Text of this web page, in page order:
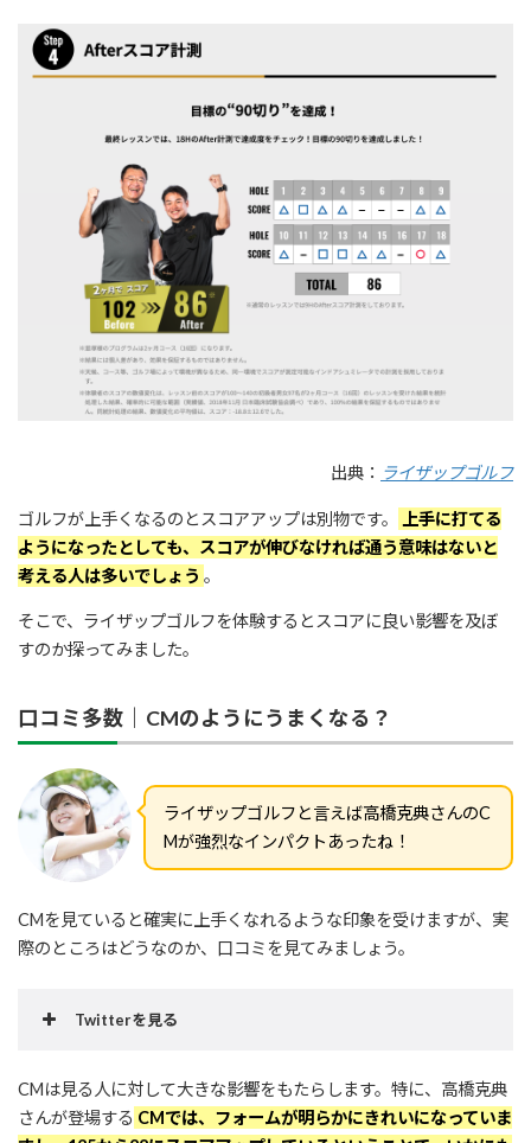
出典： ライザップゴルフ
ゴルフが上手くなるのとスコアアップは別物です。
上手に打てる
ようになったとしても、スコアが伸びなければ通う意味はないと
考える人は多いでしょう 。
そこで、ライザップゴルフを体験するとスコアに良い影響を及ぼ
すのか探ってみました。
口コミ多数｜CMのようにうまくなる？
ライザップゴルフと言えば高橋克典さんのC
Mが強烈なインパクトあったね！
CMを見ていると確実に上手くなれるような印象を受けますが、実
際のところはどうなのか、口コミを見てみましょう。
Twitterを見る
CMは見る人に対して大きな影響をもたらします。特に、高橋克典
さんが登場する CMでは、フォームが明らかにきれいになっていま